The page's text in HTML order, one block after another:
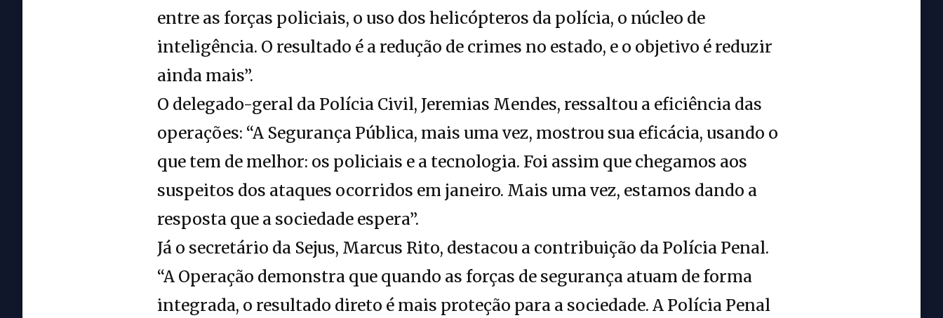
entre as forças policiais, o uso dos helicópteros da polícia, o núcleo de
inteligência. O resultado é a redução de crimes no estado, e o objetivo é reduzir
ainda mais”.
O delegado-geral da Polícia Civil, Jeremias Mendes, ressaltou a eficiência das
operações: “A Segurança Pública, mais uma vez, mostrou sua eficácia, usando o
que tem de melhor: os policiais e a tecnologia. Foi assim que chegamos aos
suspeitos dos ataques ocorridos em janeiro. Mais uma vez, estamos dando a
resposta que a sociedade espera”.
Já o secretário da Sejus, Marcus Rito, destacou a contribuição da Polícia Penal.
“A Operação demonstra que quando as forças de segurança atuam de forma
integrada, o resultado direto é mais proteção para a sociedade. A Polícia Penal